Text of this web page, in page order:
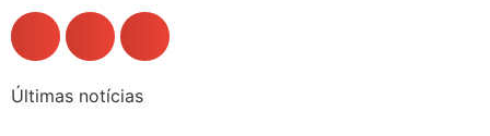
Últimas notícias